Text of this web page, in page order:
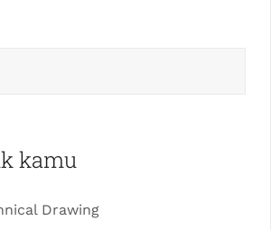
kamu
Drawing